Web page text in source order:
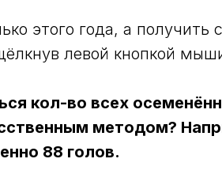
этого года, а получить
левой кнопкой
кол-во всех
методом?
88 голов.